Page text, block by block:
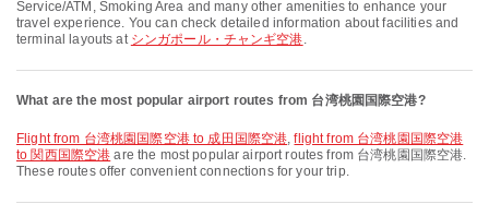
Service/ATM, Smoking Area and many other amenities to enhance your
travel experience. You can check detailed information about facilities and
terminal layouts at シンガポール・チャンギ空港.
What are the most popular airport routes from 台湾桃園国際空港?
flight from 台湾桃園国際空港 to 成田国際空港,flight from 台湾桃園国際空港
to 関西国際空港 are the most popular airport routes from 台湾桃園国際空港.
These routes offer convenient connections for your trip.